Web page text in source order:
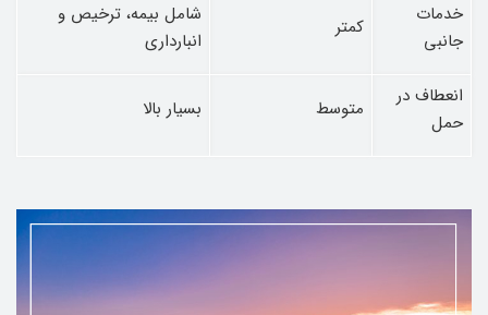
خدمات
جانبی
کمتر
شامل بیمه، ترخیص و
انبارداری
انعطاف در
حمل
متوسط بسیار بالا